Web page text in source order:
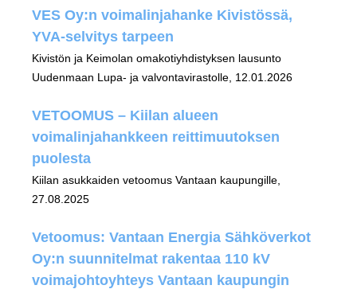
VES Oy:n voimalinjahanke Kivistössä,
YVA-selvitys tarpeen
Kivistön ja Keimolan omakotiyhdistyksen lausunto
Uudenmaan Lupa- ja valvontavirastolle, 12.01.2026
VETOOMUS – Kiilan alueen
voimalinjahankkeen reittimuutoksen
puolesta
Kiilan asukkaiden vetoomus Vantaan kaupungille,
27.08.2025
Vetoomus: Vantaan Energia Sähköverkot
Oy:n suunnitelmat rakentaa 110 kV
voimajohtoyhteys Vantaan kaupungin